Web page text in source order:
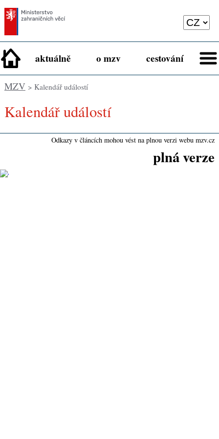
aktuálně o mzv cestování
MZV> Kalendář událostí
Kalendář událostí
Odkazy v článcích mohou vést na plnou verzi webu mzv.cz
plná verze